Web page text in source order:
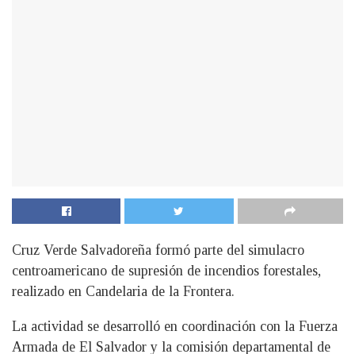
Cruz Verde Salvadoreña formó parte del simulacro
centroamericano de supresión de incendios forestales,
realizado en Candelaria de la Frontera.
La actividad se desarrolló en coordinación con la Fuerza
Armada de El Salvador y la comisión departamental de